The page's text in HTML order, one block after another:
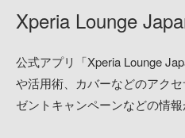
Xperia Lounge
公式アプリ「Xperia Lounge
や活用術、カバーなどのアク
ゼントキャンペーンなどの情報